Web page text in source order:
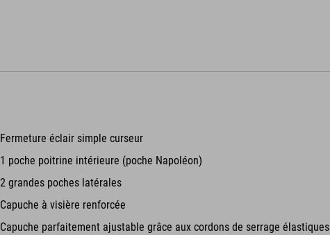
Fermeture éclair simple curseur
1 poche poitrine intérieure (poche Napoléon)
2 grandes poches latérales
Capuche à visière renforcée
Capuche parfaitement ajustable grâce aux cordons de serrage élastiques